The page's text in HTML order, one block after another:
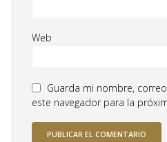
Web
Guarda mi nombre,
este navegador para la